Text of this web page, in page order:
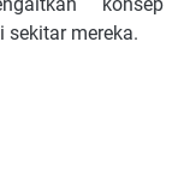
sekitar mereka.